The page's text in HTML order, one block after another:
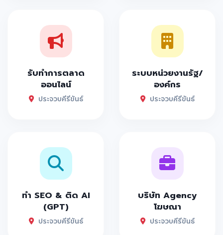
รับทำการตลาด
ออนไลน์
ประจวบคีรีขันธ์
ระบบหน่วยงานรัฐ/
องค์กร
ประจวบคีรีขันธ์
ทำ SEO & ติด AI
(GPT)
ประจวบคีรีขันธ์
บริษัท Agency
โฆษณา
ประจวบคีรีขันธ์